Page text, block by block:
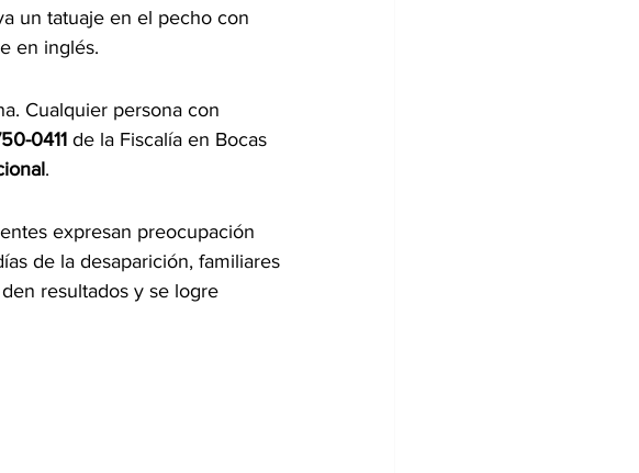
un tatuaje en el pecho con
en inglés.
Cualquier persona con
0411 de la Fiscalía en Bocas
.
expresan preocupación
de la desaparición, familiares
resultados y se logre